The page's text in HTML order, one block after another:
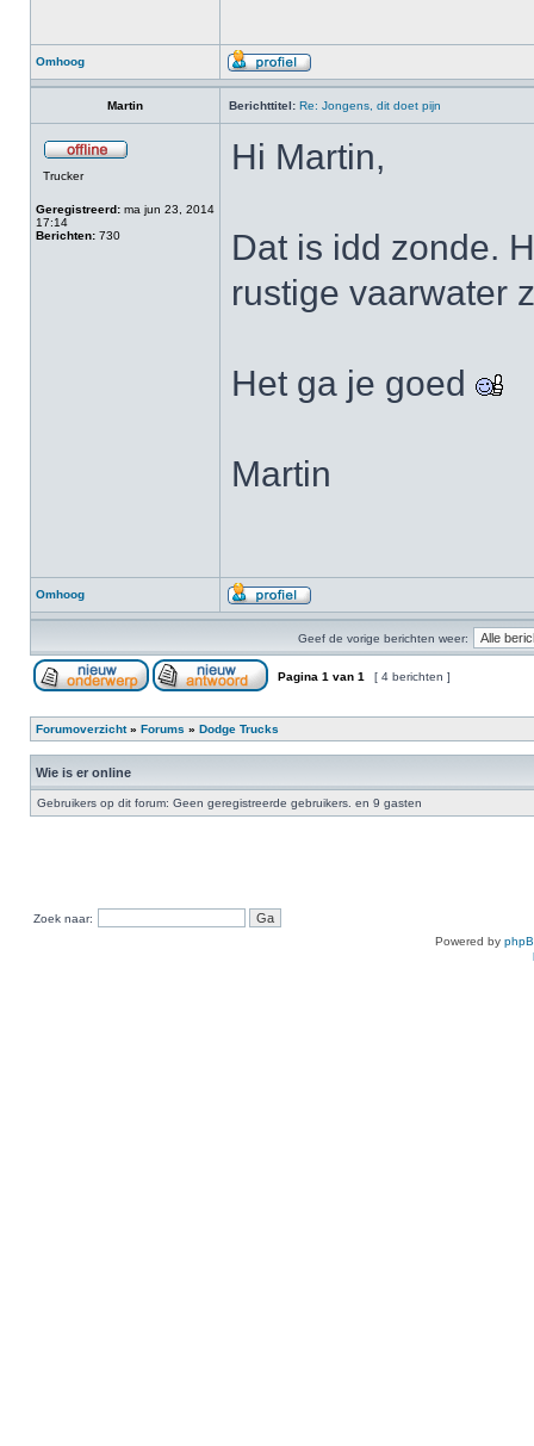
Omhoog
Martin Berichttitel: Re: Jongens, dit doet pijn
Trucker
Geregistreerd: ma jun 23, 2014
17:14
Berichten: 730
Hi Martin,
Dat is idd zonde.
rustige vaarwater
Het ga je goed
Martin
Omhoog
Geef de vorige berichten weer:
Pagina 1 van 1 [ 4 berichten ]
Forumoverzicht» Forums » Dodge Trucks
Wie is er online
Gebruikers op dit forum: Geen geregistreerde gebruikers. en 9 gasten
Zoek naar:
Powered by